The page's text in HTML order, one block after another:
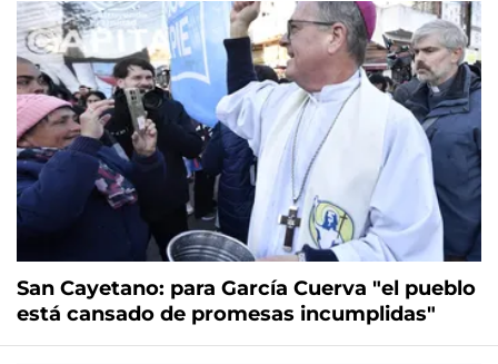
San Cayetano: para García Cuerva "el pueblo
está cansado de promesas incumplidas"